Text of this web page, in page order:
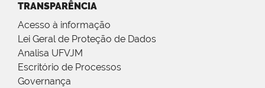
TRANSPARÊNCIA
Acesso à informação
Lei Geral de Proteção de Dados
Analisa UFVJM
Escritório de Processos
Governança